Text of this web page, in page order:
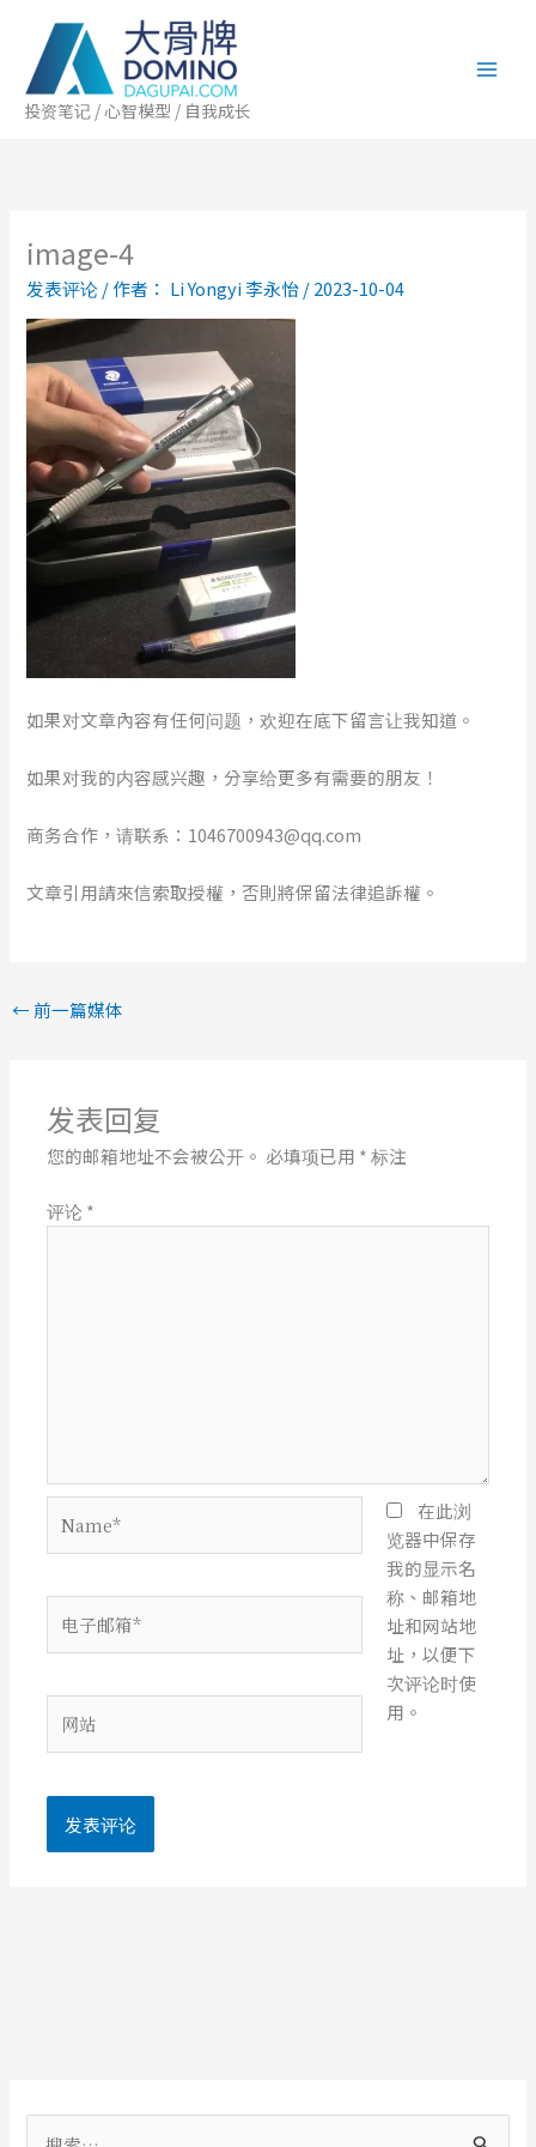
投资笔记 / 心智模型 / 自我成长
image-4
发表评论/ 作者： Li Yongyi 李永怡/2023-10-04
如果对文章內容有任何问题，欢迎在底下留言让我知道。
如果对我的内容感兴趣，分享给更多有需要的朋友！
商务合作，请联系：1046700943@qq.com
文章引用請來信索取授權，否則將保留法律追訴權。
← 前一篇媒体
发表回复
您的邮箱地址不会被公开。 必填项已用 *标注
评论 *
子
箱
站
在此浏
览器中保存
我的显示名
称、邮箱地
址和网站地
址，以便下
次评论时使
用。